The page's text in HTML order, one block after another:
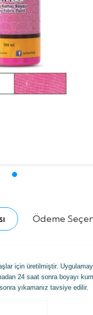
Ödeme
için üretilmiştir.
24 saat sonra boyayı
yıkamanız tavsiye edilir.